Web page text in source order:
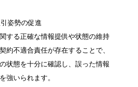
姿勢の促進
する正確な情報提供や状態の維持
約不適合責任が存在することで、
状態を十分に確認し、誤った情報
強いられます。